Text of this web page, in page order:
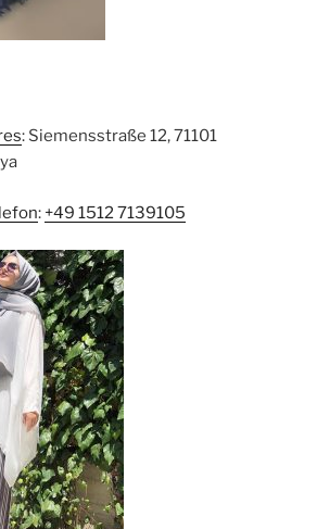
: Siemensstraße 12, 71101
: +49 1512 7139105